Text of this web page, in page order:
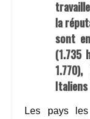
la
sont
(1.735
Italiens
Les pays